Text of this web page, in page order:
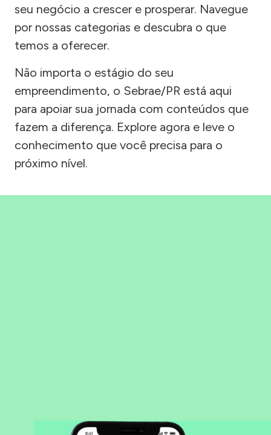
seu negócio a crescer e prosperar. Navegue
por nossas categorias e descubra o que
temos a oferecer.
Não importa o estágio do seu
empreendimento, o Sebrae/PR está aqui
para apoiar sua jornada com conteúdos que
fazem a diferença. Explore agora e leve o
conhecimento que você precisa para o
próximo nível.